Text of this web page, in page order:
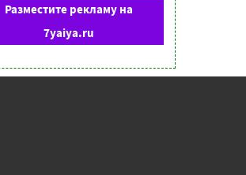
Разместите рекламу на
7yaiya.ru